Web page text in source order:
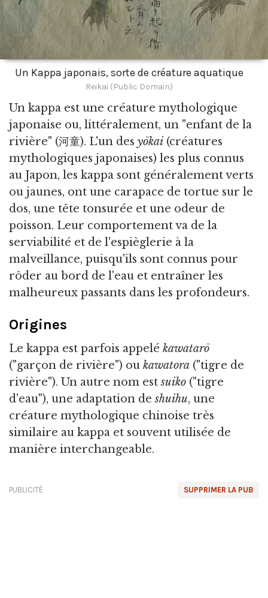
Un Kappa japonais, sorte de créature aquatique
Reikai (Public Domain)
Un kappa est une créature mythologique
japonaise ou, littéralement, un "enfant de la
rivière" (河童). L'un des yōkai (créatures
mythologiques japonaises) les plus connus
au Japon, les kappa sont généralement verts
ou jaunes, ont une carapace de tortue sur le
dos, une tête tonsurée et une odeur de
poisson. Leur comportement va de la
serviabilité et de l'espièglerie à la
malveillance, puisqu'ils sont connus pour
rôder au bord de l'eau et entraîner les
malheureux passants dans les profondeurs.
Origines
Le kappa est parfois appelé kawatarō
("garçon de rivière") ou kawatora ("tigre de
rivière"). Un autre nom estsuiko ("tigre
d'eau"), une adaptation deshuihu, une
créature mythologique chinoise très
similaire au kappa et souvent utilisée de
manière interchangeable.
SUPPRIMER LA PUB
PUBLICITÉ